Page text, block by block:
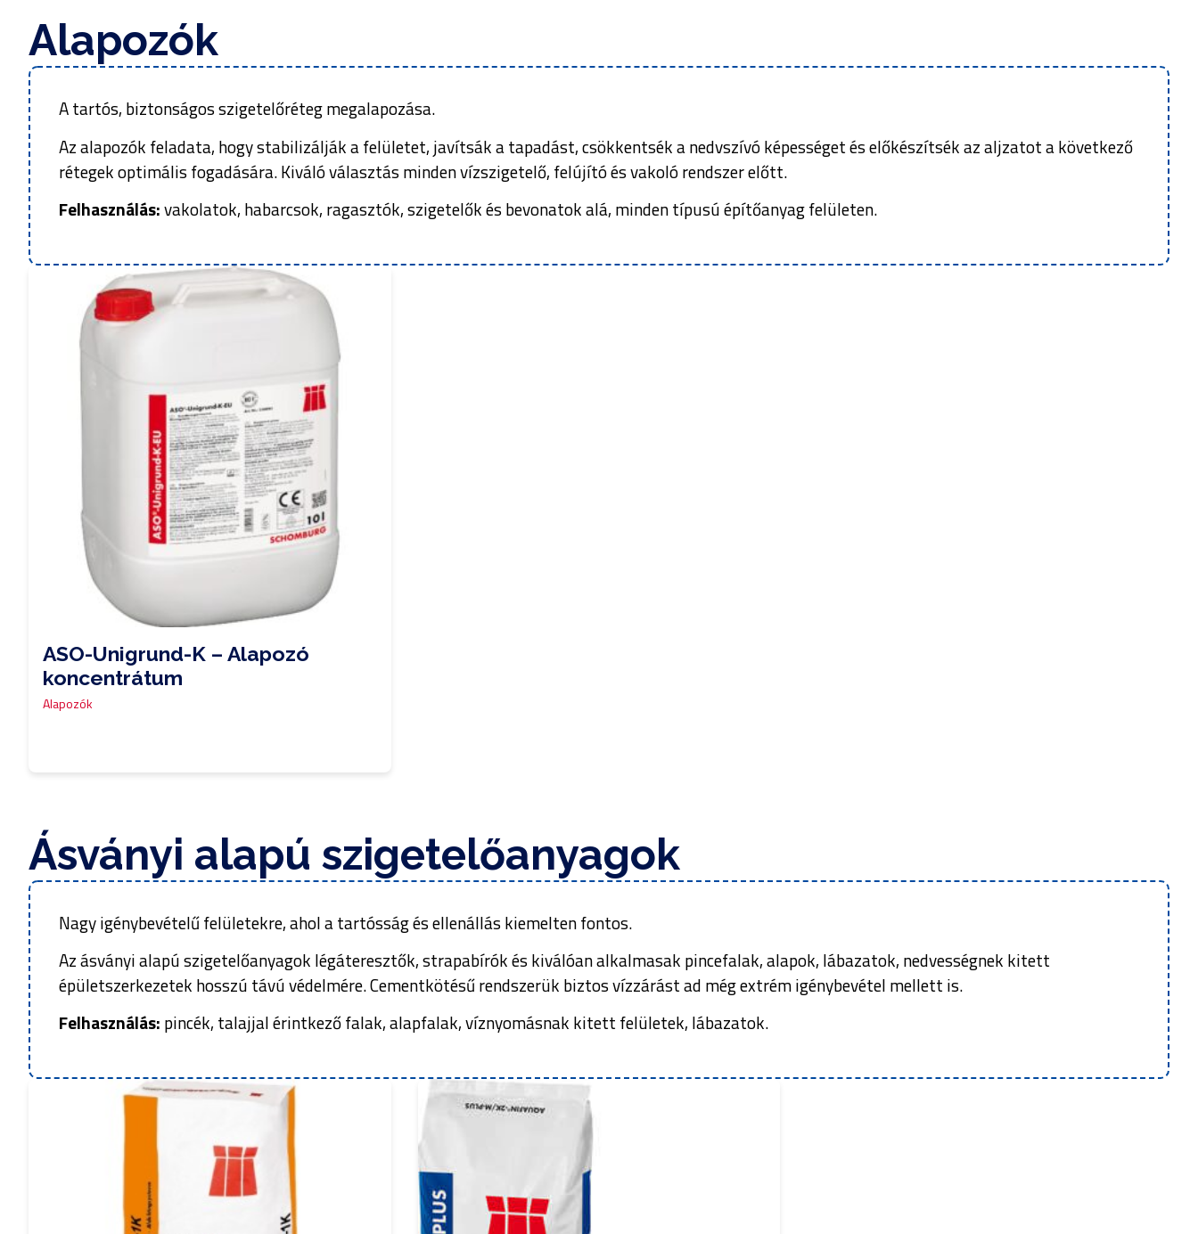
Alapozók
A tartós, biztonságos szigetelőréteg megalapozása.
Az alapozók feladata, hogy stabilizálják a felületet, javítsák a tapadást, csökkentsék a nedvszívó képességet és előkészítsék az aljzatot a következő
rétegek optimális fogadására. Kiváló választás minden vízszigetelő, felújító és vakoló rendszer előtt.
Felhasználás:vakolatok, habarcsok, ragasztók, szigetelők és bevonatok alá, minden típusú építőanyag felületen.
ASO-Unigrund-K – Alapozó
koncentrátum
Alapozók
Ásványi alapú szigetelőanyagok
Nagy igénybevételű felületekre, ahol a tartósság és ellenállás kiemelten fontos.
Az ásványi alapú szigetelőanyagok légáteresztők, strapabírók és kiválóan alkalmasak pincefalak, alapok, lábazatok, nedvességnek kitett
épületszerkezetek hosszú távú védelmére. Cementkötésű rendszerük biztos vízzárást ad még extrém igénybevétel mellett is.
Felhasználás: pincék, talajjal érintkező falak, alapfalak, víznyomásnak kitett felületek, lábazatok.